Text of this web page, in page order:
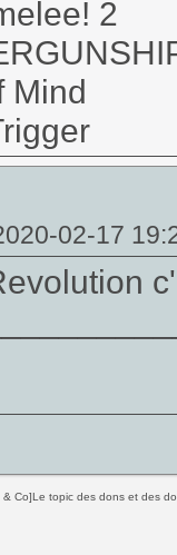
2
Mind
02-17
Co]Le topic des dons et des